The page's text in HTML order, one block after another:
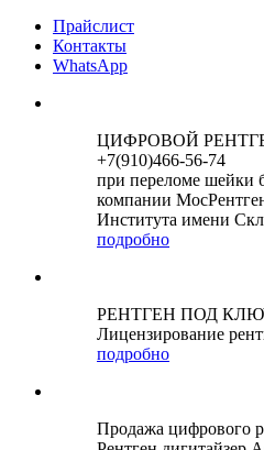
Прайслист
Контакты
WhatsApp
ЦИФРОВОЙ
+7(910)466-56-74
при переломе шейки
компании
Института имени
подробно
РЕНТГЕН ПОД
Лицензирование
подробно
Продажа цифрового